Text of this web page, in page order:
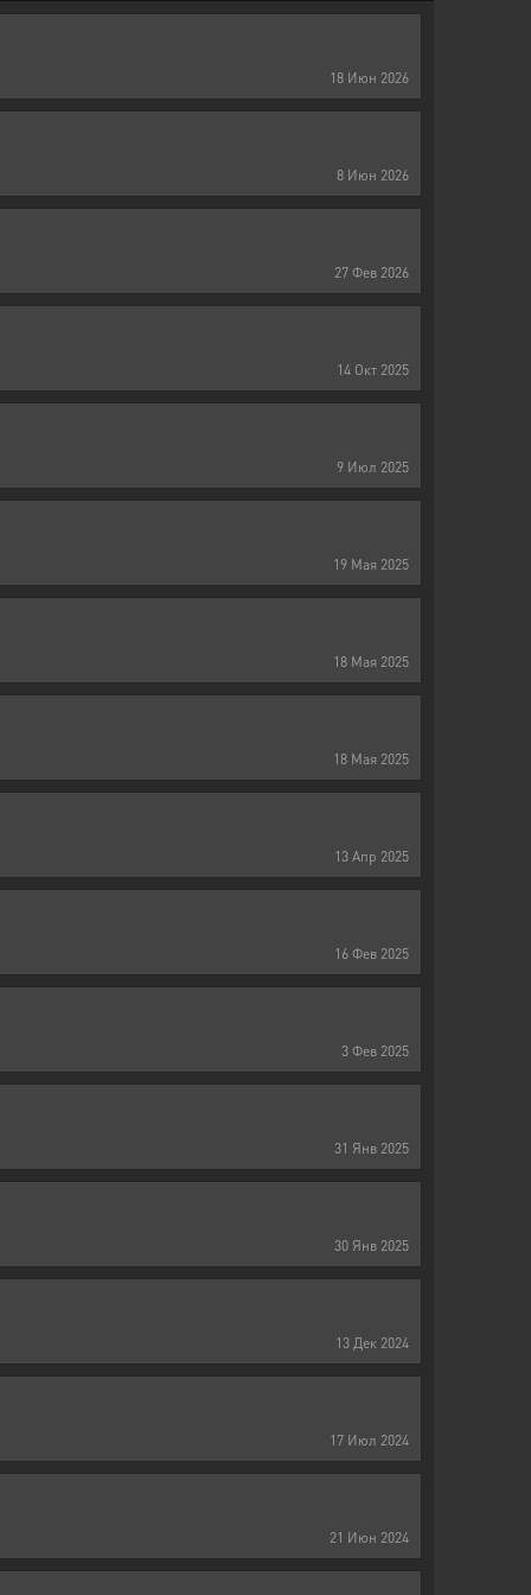
18 Июн 2026
8 Июн 2026
27 Фев 2026
14 Окт 2025
9 Июл 2025
19 Мая 2025
18 Мая 2025
18 Мая 2025
13 Апр 2025
16 Фев 2025
3 Фев 2025
31 Янв 2025
30 Янв 2025
13 Дек 2024
17 Июл 2024
21 Июн 2024